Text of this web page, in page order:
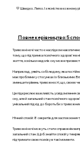
💛 Швидко. Легко. І з ясністю в кожному
Повне керівництво: 5
Тривожні ночі часто є наслідком
тому, що підтримка психічного здоров'я в
життя, оскільки недолік сну може
Наприклад, уявіть собі людину, яка
має проблеми у стосунках із близькими.
зменшити рівень тривожності, що, своєю
Це підкреслює важливість усвідомлення
сну, але й загальний стан психічного
унікальний підхід до боротьби з
Нічний спокій: 8 секретів для
Тривожні ночі можуть стати справжнім
загальний стан. Щоб знайти спокій у
підтримати свою психіку в такі моменти.